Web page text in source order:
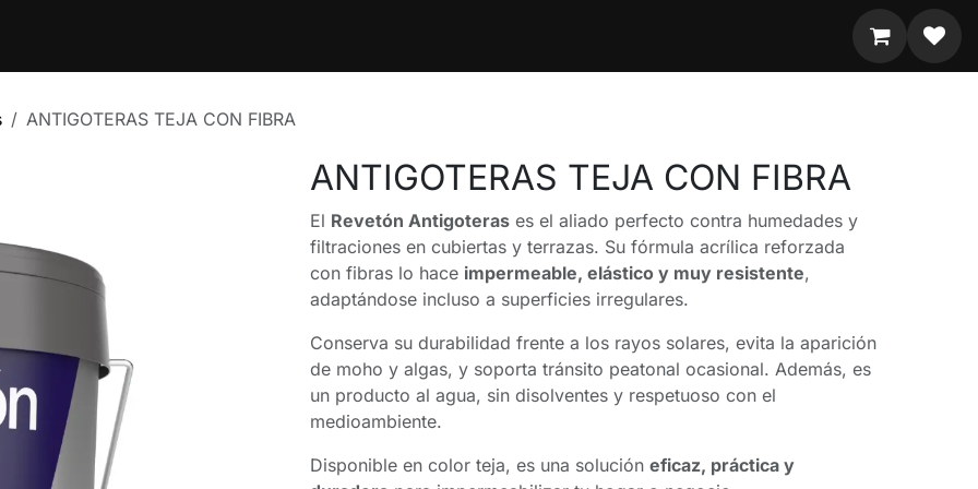
ANTIGOTERAS TEJA CON FIBRA
ANTIGOTERAS TEJA CON FIBRA
El Revetón Antigoteras es el aliado perfecto contra humedades y
filtraciones en cubiertas y terrazas. Su fórmula acrílica reforzada
con fibras lo hace impermeable, elástico y muy resistente,
adaptándose incluso a superficies irregulares.
Conserva su durabilidad frente a los rayos solares, evita la aparición
de moho y algas, y soporta tránsito peatonal ocasional. Además, es
un producto al agua, sin disolventes y respetuoso con el
medioambiente.
Disponible en color teja, es una solución eficaz, práctica y